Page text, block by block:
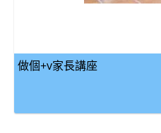
做個+v家長講座